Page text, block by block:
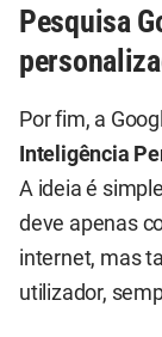
Pesquisa
Por fim, a
Inteligência
A ideia é
deve apenas
internet, mas
utilizador,